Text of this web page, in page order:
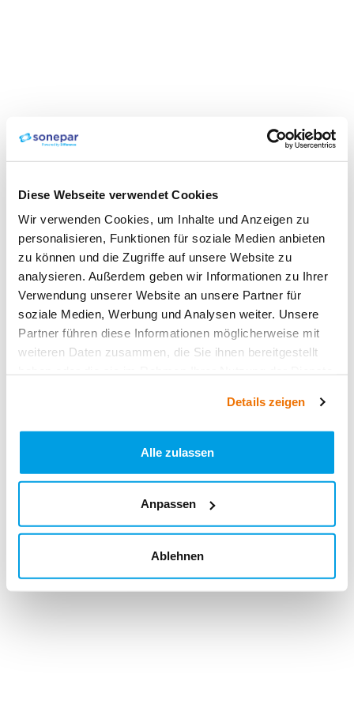
Diese Webseite verwendet Cookies
Wir verwenden Cookies, um Inhalte und Anzeigen zu
personalisieren, Funktionen für soziale Medien anbieten
zu können und die Zugriffe auf unsere Website zu
analysieren. Außerdem geben wir Informationen zu Ihrer
Verwendung unserer Website an unsere Partner für
soziale Medien, Werbung und Analysen weiter. Unsere
Partner führen diese Informationen möglicherweise mit
weiteren Daten zusammen, die Sie ihnen bereitgestellt
Details zeigen
Alle zulassen
Anpassen
Ablehnen